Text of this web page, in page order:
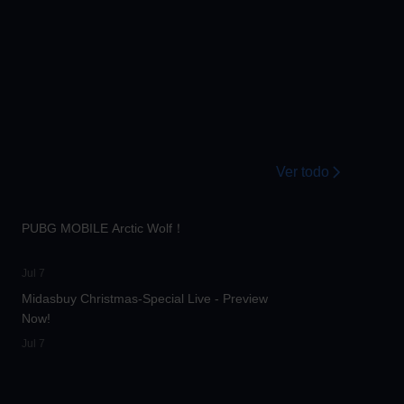
Ver todo
PUBG MOBILE Arctic Wolf！
Jul 7
Midasbuy Christmas-Special Live - Preview
Now!
Jul 7